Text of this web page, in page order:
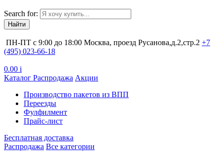
Search for:
ПН-ПТ с 9:00 до 18:00 Москва, проезд Русанова,д.2,стр.2 +7
(495) 023-66-18
0.00 i
Каталог Распродажа Акции
Производство пакетов из ВПП
Переезды
Фулфилмент
Прайс-лист
Бесплатная доставка
Распродажа Все категории